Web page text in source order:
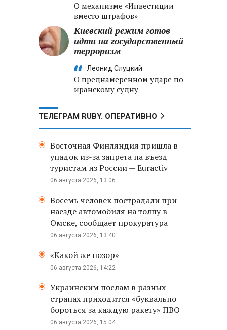
О механизме «Инвестиции
вместо штрафов»
Киевский режим готов
идти на государственный
терроризм
Леонид Слуцкий
О преднамеренном ударе по
иранскому судну
ТЕЛЕГРАМ RUBY. ОПЕРАТИВНО
Восточная Финляндия пришла в
упадок из-за запрета на въезд
туристам из России — Euractiv
06 августа 2026, 13:06
Восемь человек пострадали при
наезде автомобиля на толпу в
Омске, сообщает прокуратура
06 августа 2026, 13:40
«Какой же позор»
06 августа 2026, 14:22
Украинским послам в разных
странах приходится «буквально
бороться за каждую ракету» ПВО
06 августа 2026, 15:04